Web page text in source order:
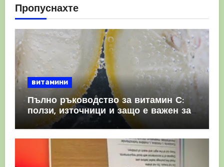
Пропуснахте
витамини
Пълно ръководство за витамин С:
ползи, източници и защо е важен за
имунната система